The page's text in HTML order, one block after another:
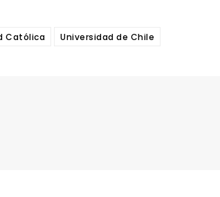
Católica Universidad de Chile